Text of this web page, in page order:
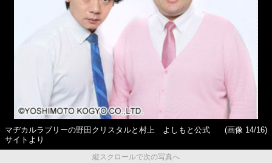
マヂカルラブリーの野田クリスタルと村上 よしもと公式
サイトより
(画像 14/16)
縦スクロールで次の写真へ